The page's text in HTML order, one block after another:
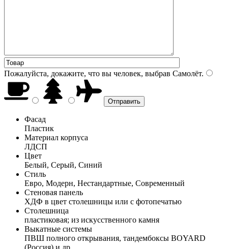
Пожалуйста, докажите, что вы человек, выбрав Самолёт.
Фасад
Пластик
Материал корпуса
ЛДСП
Цвет
Белый, Серый, Синий
Стиль
Евро, Модерн, Нестандартные, Современный
Стеновая панель
ХДФ в цвет столешницы или с фотопечатью
Столешница
пластиковая; из искусственного камня
Выкатные системы
ПВШ полного открывания, тандембоксы BOYARD
(Россия) и др.